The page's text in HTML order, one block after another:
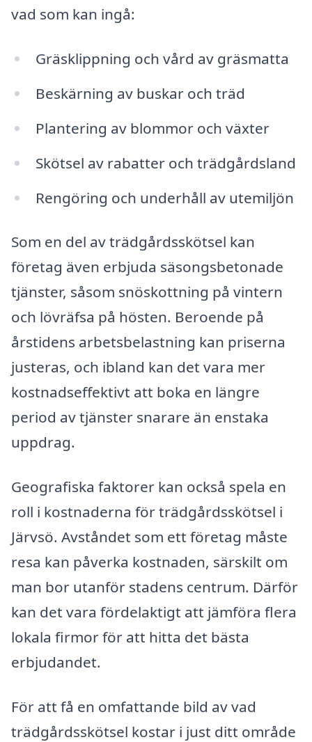
vad som kan ingå:
Gräsklippning och vård av gräsmatta
Beskärning av buskar och träd
Plantering av blommor och växter
Skötsel av rabatter och trädgårdsland
Rengöring och underhåll av utemiljön
Som en del av trädgårdsskötsel kan
företag även erbjuda säsongsbetonade
tjänster, såsom snöskottning på vintern
och lövräfsa på hösten. Beroende på
årstidens arbetsbelastning kan priserna
justeras, och ibland kan det vara mer
kostnadseffektivt att boka en längre
period av tjänster snarare än enstaka
uppdrag.
Geografiska faktorer kan också spela en
roll i kostnaderna för trädgårdsskötsel i
Järvsö. Avståndet som ett företag måste
resa kan påverka kostnaden, särskilt om
man bor utanför stadens centrum. Därför
kan det vara fördelaktigt att jämföra flera
lokala firmor för att hitta det bästa
erbjudandet.
För att få en omfattande bild av vad
trädgårdsskötsel kostar i just ditt område